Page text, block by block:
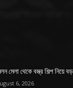
মেলা থেকে বস্ত্র শিল্প নিয়ে বড়
6, 2026